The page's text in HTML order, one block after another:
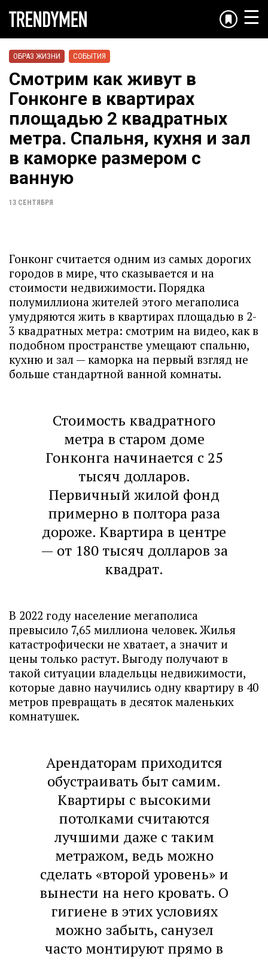
☰
ОБРАЗ ЖИЗНИ СОБЫТИЯ
Смотрим как живут в
Гонконге в квартирах
площадью 2 квадратных
метра. Спальня, кухня и зал
в каморке размером с
ванную
13 СЕНТЯБРЯ
Гонконг считается одним из самых дорогих
городов в мире, что сказывается и на
стоимости недвижимости. Порядка
полумиллиона жителей этого мегаполиса
умудряются жить в квартирах площадью в 2-
3 квадратных метра: смотрим на видео, как в
подобном пространстве умещают спальню,
кухню и зал — каморка на первый взгляд не
больше стандартной ванной комнаты.
Стоимость квадратного
метра в старом доме
Гонконга начинается с 25
тысяч долларов.
Первичный жилой фонд
примерно в полтора раза
дороже. Квартира в центре
— от 180 тысяч долларов за
квадрат.
В 2022 году население мегаполиса
превысило 7,65 миллиона человек. Жилья
катастрофически не хватает, а значит и
цены только растут. Выгоду получают в
такой ситуации владельцы недвижимости,
которые давно научились одну квартиру в 40
метров превращать в десяток маленьких
комнатушек.
Арендаторам приходится
обустраивать быт самим.
Квартиры с высокими
потолками считаются
лучшими даже с таким
метражом, ведь можно
сделать «второй уровень» и
вынести на него кровать. О
гигиене в этих условиях
можно забыть, санузел
часто монтируют прямо в